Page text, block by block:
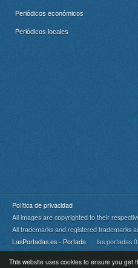
This website uses cookies to ensure you get
Periódicos económicos
Periódicos locales
Política de privacidad
All images are copyrighted to their
All trademarks and registered trademarks
LasPortadas.es - Portada las portadas